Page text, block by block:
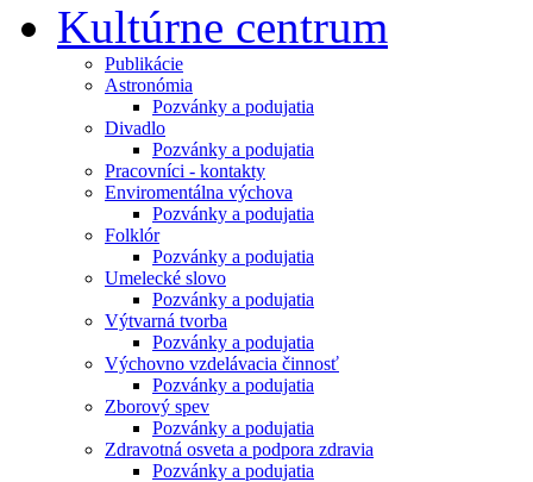
Kultúrne centrum
Publikácie
Astronómia
Pozvánky a podujatia
Divadlo
Pozvánky a podujatia
Pracovníci - kontakty
Enviromentálna výchova
Pozvánky a podujatia
Folklór
Pozvánky a podujatia
Umelecké slovo
Pozvánky a podujatia
Výtvarná tvorba
Pozvánky a podujatia
Výchovno vzdelávacia činnosť
Pozvánky a podujatia
Zborový spev
Pozvánky a podujatia
Zdravotná osveta a podpora zdravia
Pozvánky a podujatia